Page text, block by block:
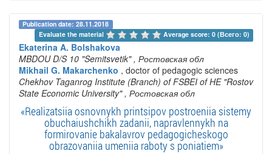
Publication date: 28.11.2018
Evaluate the material
Average score: 0 (Всего: 0)
Ekaterina A. Bolshakova
MBDOU D/S 10 "Semitsvetik" , Ростовская обл
Mikhail G. Makarchenko , doctor of pedagogic sciences
Chekhov Taganrog Institute (Branch) of FSBEI of HE "Rostov
State Economic University" , Ростовская обл
«Realizatsiia osnovnykh printsipov postroeniia sistemy
obuchaiushchikh zadanii, napravlennykh na
formirovanie bakalavrov pedagogicheskogo
obrazovaniia umeniia raboty s poniatiem»